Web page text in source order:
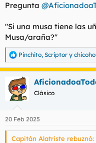
:
Pregunta
"Si una musa tiene las
Musa/araña?"
R
e
a
c
c
e
s
Pinchito, Scriptor y
Clásico
20 Feb 2025
Capitán Alatriste rebuznó: